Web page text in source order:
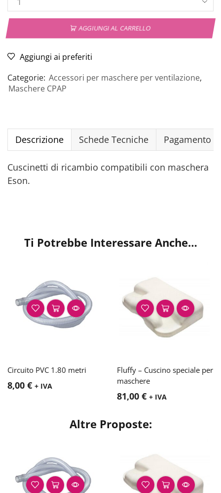
AGGIUNGI AL CARRELLO
Aggiungi ai preferiti
Categorie: Accessori per maschere per ventilazione,
Maschere CPAP
Descrizione Schede Tecniche Pagamento
Cuscinetti di ricambio compatibili con maschera
Eson.
Ti Potrebbe Interessare Anche…
Circuito PVC 1.80 metri
8,00 € + IVA
Fluffy – Cuscino speciale per
maschere
81,00 € + IVA
Altre Proposte: